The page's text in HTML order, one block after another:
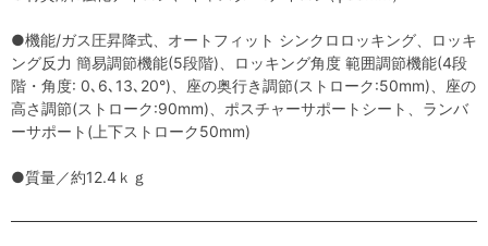
●機能/ガス圧昇降式、オートフィット シンクロロッキング、ロッキ
ング反力 簡易調節機能(5段階)、ロッキング角度 範囲調節機能(4段
階・角度: 0､6､13､20°)、座の奥行き調節(ストローク:50mm)、座の
高さ調節(ストローク:90mm)、ポスチャーサポートシート、ランバ
ーサポート(上下ストローク50mm)
●質量／約12.4ｋｇ